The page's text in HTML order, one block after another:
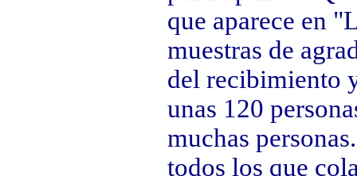
que aparece en
muestras de
del recibimiento
unas 120
muchas
todos los que